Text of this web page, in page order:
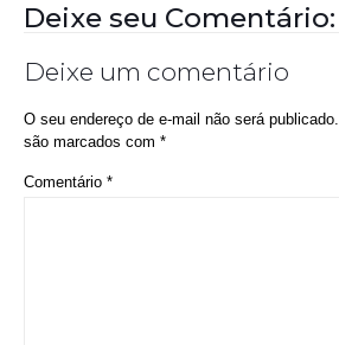
Deixe seu Comentário:
Deixe um comentário
O seu endereço de e-mail não será publicado.
são marcados com *
Comentário *